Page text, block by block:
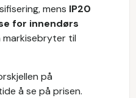
mens IP20
for innendørs
markisebryter til
på
å se på prisen.